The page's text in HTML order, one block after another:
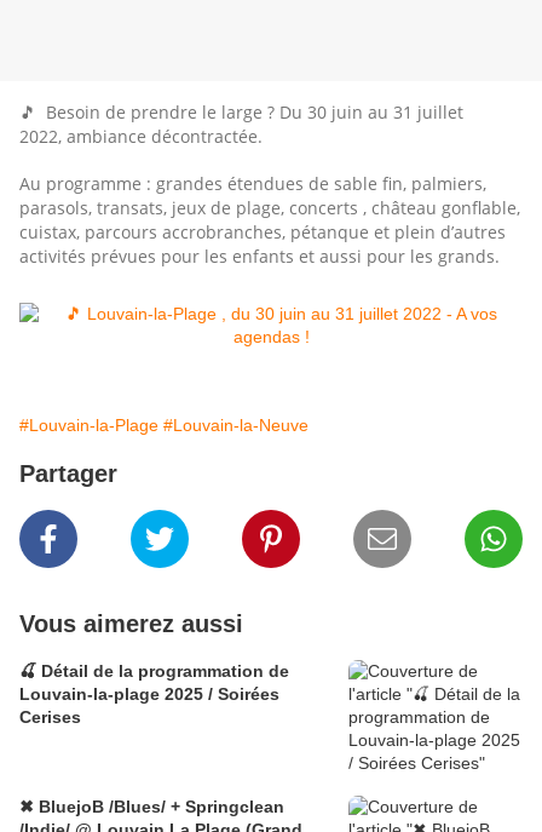
🎵 Besoin de prendre le large ? Du 30 juin au 31 juillet
2022, ambiance décontractée.
Au programme : grandes étendues de sable fin, palmiers,
parasols, transats, jeux de plage, concerts , château gonflable,
cuistax, parcours accrobranches, pétanque et plein d’autres
activités prévues pour les enfants et aussi pour les grands.
#Louvain-la-Plage #Louvain-la-Neuve
Partager
Vous aimerez aussi
🍒 Détail de la programmation de
Louvain-la-plage 2025 / Soirées
Cerises
✖ BluejoB /Blues/ + Springclean